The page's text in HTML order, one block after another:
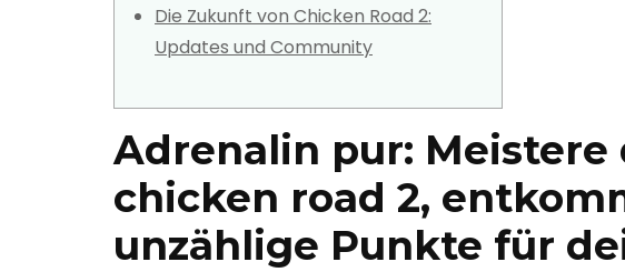
Die Zukunft von Chicken Road 2:
Updates und Community
Adrenalin pur:
chicken road 2,
unzählige Punkte für